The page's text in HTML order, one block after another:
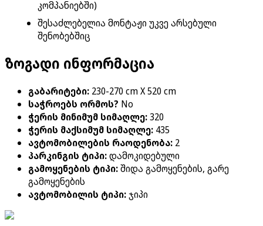
კომპანიებში)
შესაძლებელია მონტაჟი უკვე არსებული
შენობებშიც
ზოგადი ინფორმაცია
გაბარიტები: 230-270 cm X 520 cm
საჭროებს ორმოს? No
ჭერის მინიმუმ სიმაღლე:320
ჭერის მაქსიმუმ სიმაღლე: 435
ავტომობილების რაოდენობა: 2
პარკინგის ტიპი:დამოკიდებული
გამოყენების ტიპი:შიდა გამოყენების, გარე
გამოყენების
ავტომობილის ტიპი:ჯიპი